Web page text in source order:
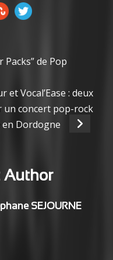
Packs” de Pop
et Vocal’Ease : deux
un concert pop-rock
Dordogne
Author
SEJOURNE